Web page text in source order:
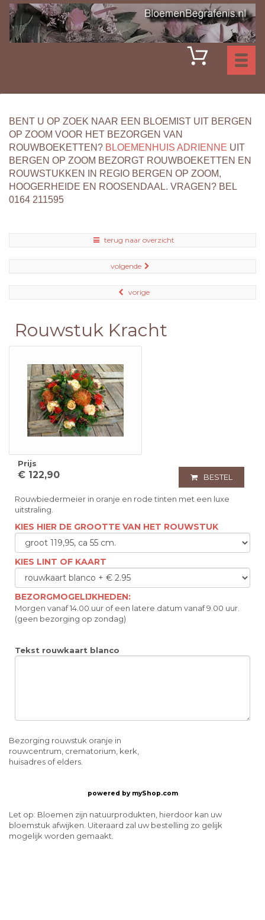
BENT U OP ZOEK NAAR EEN BLOEMIST UIT BERGEN
OP ZOOM VOOR HET BEZORGEN VAN
ROUWBOEKETTEN? BLOEMENHUIS ADRIENNE UIT
BERGEN OP ZOOM BEZORGT ROUWBOEKETTEN EN
ROUWSTUKKEN IN REGIO BERGEN OP ZOOM,
HOOGERHEIDE EN ROOSENDAAL. VRAGEN? BEL
0164 211595
terug naar overzicht
volgende
vorige
Rouwstuk Kracht
Prijs
€ 122,90 BESTEL
Rouwbiedermeier in oranje en rode tinten met een luxe
uitstraling.
KIES HIER DE GROOTTE VAN HET ROUWSTUK
KIES LINT OF KAART
BEZORGMOGELIJKHEDEN:
Morgen vanaf 14.00 uur of een latere datum vanaf 9.00 uur.
(geen bezorging op zondag)
Tekst rouwkaart blanco
Bezorging rouwstuk oranje in
rouwcentrum, crematorium, kerk,
huisadres of elders.
powered by myShop.com
Let op: Bloemen zijn natuurprodukten, hierdoor kan uw
bloemstuk afwijken. Uiteraard zal uw bestelling zo gelijk
mogelijk worden gemaakt.